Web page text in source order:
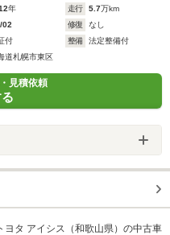
年 走行 5.7万km
02 修復
なし
付 整備
法定整備付
道札幌市東区
見積依頼
ヨタ アイシス（和歌山県）の中古車